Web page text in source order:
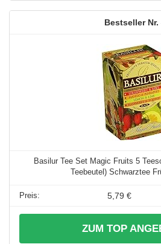
Basilur Tee Set Magic Fruits 5
Teebeutel) Schwarztee
5,79 €
ZUM TOP